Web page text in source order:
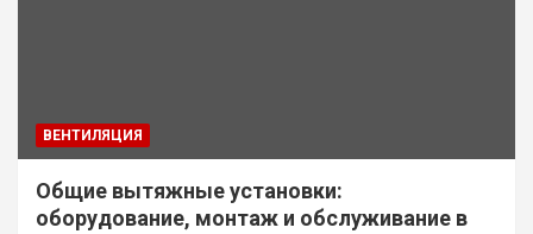
ВЕНТИЛЯЦИЯ
Общие вытяжные установки:
оборудование, монтаж и обслуживание в